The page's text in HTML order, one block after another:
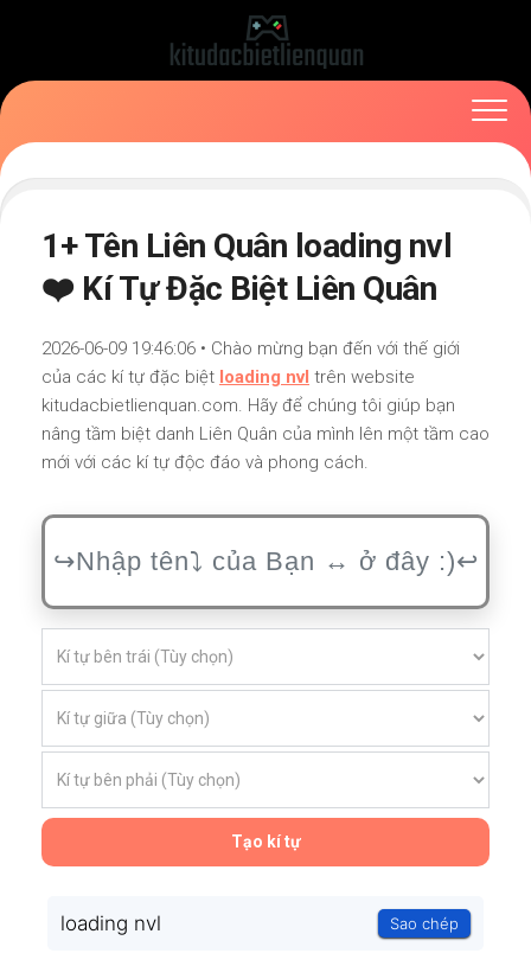
1+ Tên Liên Quân loading nvl
❤️ Kí Tự Đặc Biệt Liên Quân
2026-06-09 19:46:06 • Chào mừng bạn đến với thế giới
của các kí tự đặc biệt loading nvl trên website
kitudacbietlienquan.com. Hãy để chúng tôi giúp bạn
nâng tầm biệt danh Liên Quân của mình lên một tầm cao
mới với các kí tự độc đáo và phong cách.
Tạo kí tự
loading nvl Sao chép